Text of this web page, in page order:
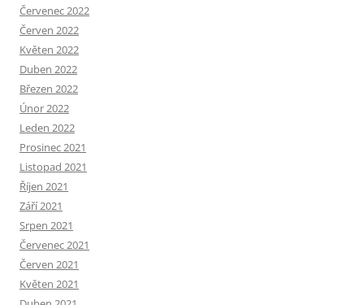
Červenec 2022
Červen 2022
Květen 2022
Duben 2022
Březen 2022
Únor 2022
Leden 2022
Prosinec 2021
Listopad 2021
Říjen 2021
Září 2021
Srpen 2021
Červenec 2021
Červen 2021
Květen 2021